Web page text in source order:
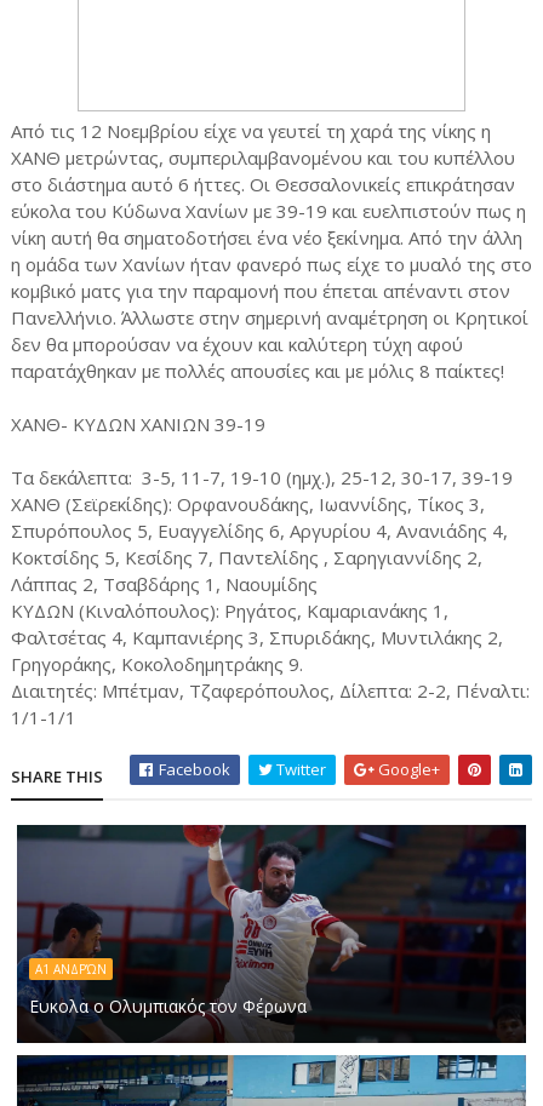
Από τις 12 Νοεμβρίου είχε να γευτεί τη χαρά της νίκης η
ΧΑΝΘ μετρώντας, συμπεριλαμβανομένου και του κυπέλλου
στο διάστημα αυτό 6 ήττες. Οι Θεσσαλονικείς επικράτησαν
εύκολα του Κύδωνα Χανίων με 39-19 και ευελπιστούν πως η
νίκη αυτή θα σηματοδοτήσει ένα νέο ξεκίνημα. Από την άλλη
η ομάδα των Χανίων ήταν φανερό πως είχε το μυαλό της στο
κομβικό ματς για την παραμονή που έπεται απέναντι στον
Πανελλήνιο. Άλλωστε στην σημερινή αναμέτρηση οι Κρητικοί
δεν θα μπορούσαν να έχουν και καλύτερη τύχη αφού
παρατάχθηκαν με πολλές απουσίες και με μόλις 8 παίκτες!
ΧΑΝΘ- ΚΥΔΩΝ ΧΑΝΙΩΝ 39-19
Τα δεκάλεπτα: 3-5, 11-7, 19-10 (ημχ.), 25-12, 30-17, 39-19
ΧΑΝΘ (Σεϊρεκίδης): Ορφανουδάκης, Ιωαννίδης, Τίκος 3,
Σπυρόπουλος 5, Ευαγγελίδης 6, Αργυρίου 4, Ανανιάδης 4,
Κοκτσίδης 5, Κεσίδης 7, Παντελίδης , Σαρηγιαννίδης 2,
Λάππας 2, Τσαβδάρης 1, Ναουμίδης
ΚΥΔΩΝ (Κιναλόπουλος): Ρηγάτος, Καμαριανάκης 1,
Φαλτσέτας 4, Καμπανιέρης 3, Σπυριδάκης, Μυντιλάκης 2,
Γρηγοράκης, Κοκολοδημητράκης 9.
Διαιτητές: Μπέτμαν, Τζαφερόπουλος, Δίλεπτα: 2-2, Πέναλτι:
1/1-1/1
SHARE THIS Facebook Twitter Google+
Α1 ΑΝΔΡΏΝ
Ευκολα ο Ολυμπιακός τον Φέρωνα